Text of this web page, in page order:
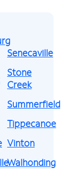
Senecaville
Stone
Creek
Summerfield
Tippecanoe
Vinton
Walhonding